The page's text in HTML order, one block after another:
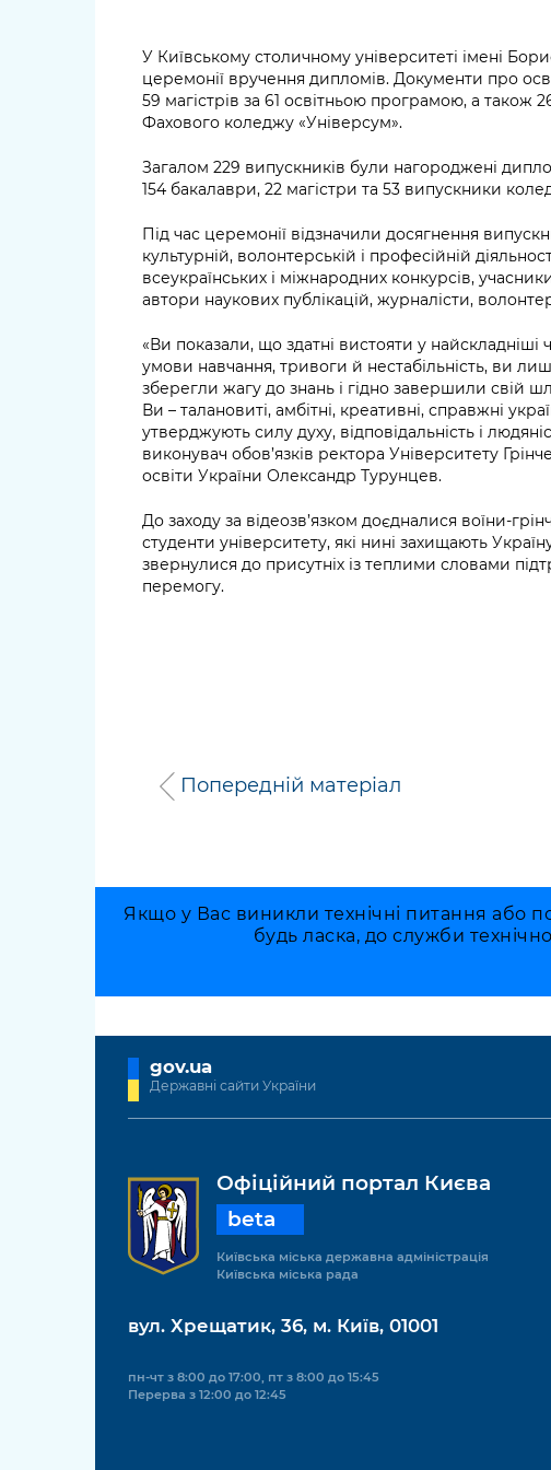
У Київському столичному університеті імені
церемонії вручення дипломів. Документи про
59 магістрів за 61 освітньою програмою, а також
Фахового коледжу «Універсум».
Загалом 229 випускників були нагороджені
154 бакалаври, 22 магістри та 53 випускники
Під час церемонії відзначили досягнення
культурній, волонтерській і професійній
всеукраїнських і міжнародних конкурсів,
автори наукових публікацій, журналісти,
«Ви показали, що здатні вистояти у
умови навчання, тривоги й нестабільність, ви
зберегли жагу до знань і гідно завершили свій
Ви – талановиті, амбітні, креативні, справжні
утверджують силу духу, відповідальність і
виконувач обов’язків ректора Університету
освіти України Олександр Турунцев.
До заходу за відеозв’язком доєдналися воїни-
студенти університету, які нині захищають
звернулися до присутніх із теплими словами
перемогу.
Попередній матеріал
Якщо у Вас виникли технічні питання або
будь ласка, до служби
gov.ua
Державні сайти України
Офіційний портал Києва
beta
Київська міська державна адміністрація
Київська міська рада
вул. Хрещатик, 36, м. Київ, 01001
пн-чт з 8:00 до 17:00, пт з 8:00 до 15:45
Перерва з 12:00 до 12:45